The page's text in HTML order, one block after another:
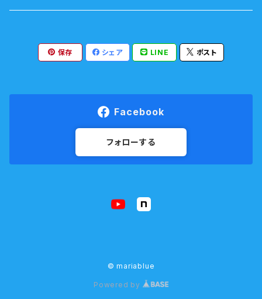
保存 シェア LINE ポスト
Facebook
フォローする
© mariablue
Powered by